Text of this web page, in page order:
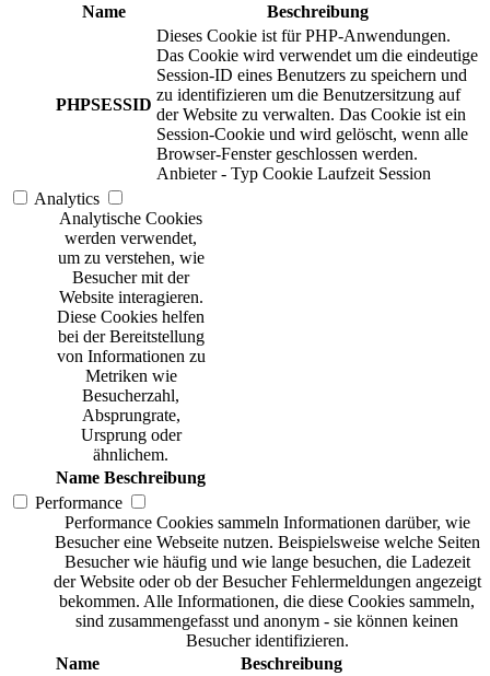
Name
Beschreibung
PHPSESSID
Dieses Cookie ist für PHP-Anwendungen.
Das Cookie wird verwendet um die eindeutige
Session-ID eines Benutzers zu speichern und
zu identifizieren um die Benutzersitzung auf
der Website zu verwalten. Das Cookie ist ein
Session-Cookie und wird gelöscht, wenn alle
Browser-Fenster geschlossen werden.
Anbieter - Typ Cookie Laufzeit Session
Analytics
Analytische Cookies
werden verwendet,
um zu verstehen, wie
Besucher mit der
Website interagieren.
Diese Cookies helfen
bei der Bereitstellung
von Informationen zu
Metriken wie
Besucherzahl,
Absprungrate,
Ursprung oder
ähnlichem.
Name Beschreibung
Performance
Performance Cookies sammeln Informationen darüber, wie
Besucher eine Webseite nutzen. Beispielsweise welche Seiten
Besucher wie häufig und wie lange besuchen, die Ladezeit
der Website oder ob der Besucher Fehlermeldungen angezeigt
bekommen. Alle Informationen, die diese Cookies sammeln,
sind zusammengefasst und anonym - sie können keinen
Besucher identifizieren.
Name
Beschreibung